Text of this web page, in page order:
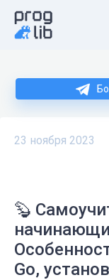
23 ноября 2023
🦫
Go,